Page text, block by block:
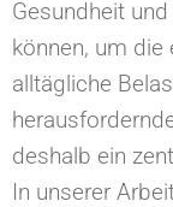
Gesundheit
können, um die
alltägliche
deshalb ein
In unserer